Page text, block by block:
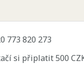
773 820 273
si připlatit 500